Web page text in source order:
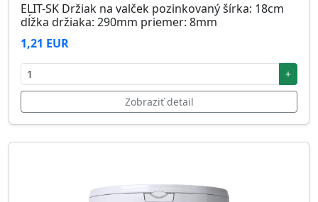
ELIT-SK Držiak na valček pozinkovaný šírka: 18cm
dĺžka držiaka: 290mm priemer: 8mm
1,21 EUR
+
Zobraziť detail